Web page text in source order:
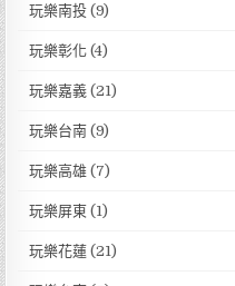
玩樂南投 (9)
玩樂彰化 (4)
玩樂嘉義 (21)
玩樂台南 (9)
玩樂高雄 (7)
玩樂屏東 (1)
玩樂花蓮 (21)